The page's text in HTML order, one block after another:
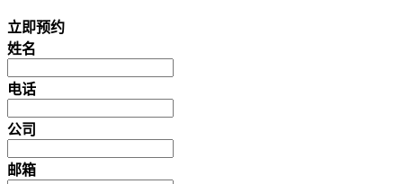
立即预约
姓名
电话
公司
邮箱